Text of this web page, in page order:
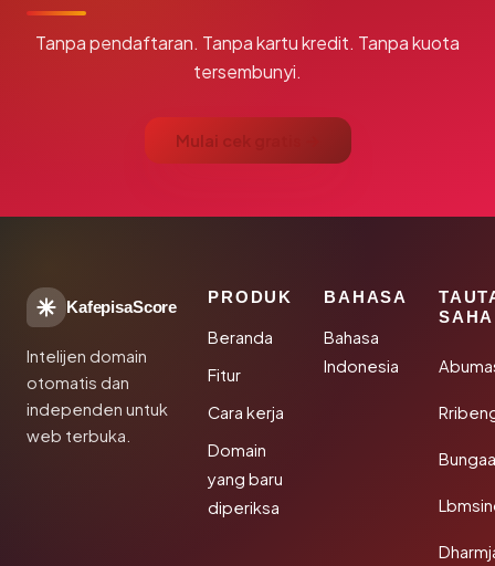
Tanpa pendaftaran. Tanpa kartu kredit. Tanpa kuota
tersembunyi.
Mulai cek gratis →
KafepisaScore
Intelijen domain
otomatis dan
independen untuk
web terbuka.
PRODUK
Beranda
Fitur
Cara kerja
Domain
yang baru
diperiksa
BAHASA
Bahasa
Indonesia